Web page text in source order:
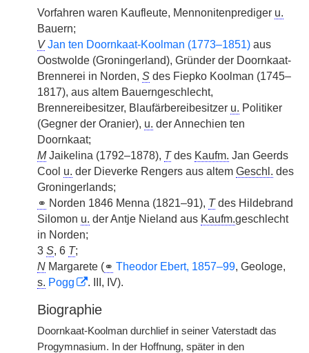
Vorfahren waren Kaufleute, Mennonitenprediger u.
Bauern;
V Jan ten Doornkaat-Koolman (1773–1851) aus
Oostwolde (Groningerland), Gründer der Doornkaat-
Brennerei in Norden, S des Fiepko Koolman (1745–
1817), aus altem Bauerngeschlecht,
Brennereibesitzer, Blaufärbereibesitzer u. Politiker
(Gegner der Oranier), u. der Annechien ten
Doornkaat;
MJaikelina (1792–1878), Tdes Kaufm. Jan Geerds
Cool u. der Dieverke Rengers aus altem Geschl. des
Groningerlands;
⚭ Norden 1846 Menna (1821–91), Tdes Hildebrand
Silomon u. der Antje Nieland aus Kaufm.geschlecht
in Norden;
3 S, 6 T;
N Margarete (⚭ Theodor Ebert, 1857–99, Geologe,
s. Pogg . III, IV).
Biographie
Doornkaat-Koolman durchlief in seiner Vaterstadt das
Progymnasium. In der Hoffnung, später in den